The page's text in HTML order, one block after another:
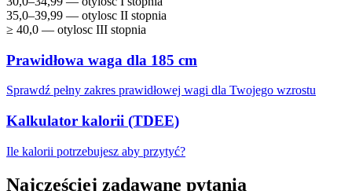
35,0–39,99 — otylosc II stopnia
≥ 40,0 — otylosc III stopnia
Prawidłowa waga dla 185 cm
Sprawdź pełny zakres prawidłowej wagi dla Twojego wzrostu
Kalkulator kalorii (TDEE)
Ile kalorii potrzebujesz aby przytyć?
Najczęściej zadawane pytania